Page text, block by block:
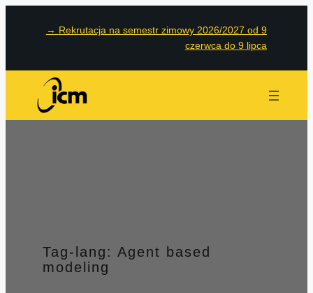
→ Rekrutacja na semestr zimowy 2026/2027 od 9
czerwca do 9 lipca
Tag-lang: Agent based
modeling